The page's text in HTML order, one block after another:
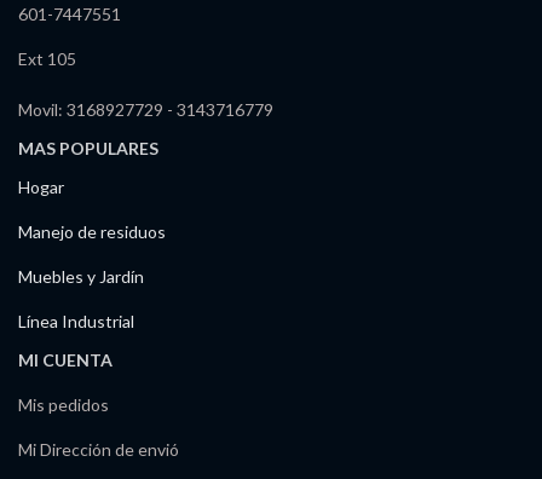
601-7447551
Ext 105
Movil: 3168927729 - 3143716779
MAS POPULARES
Hogar
Manejo de residuos
Muebles y Jardín
Línea Industrial
MI CUENTA
Mis pedidos
Mi Dirección de envió